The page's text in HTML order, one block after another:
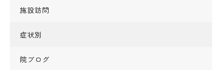
施設訪問
症状別
院ブログ